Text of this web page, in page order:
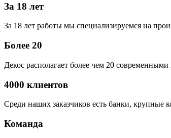
За 18 лет
За 18 лет работы мы специализируемся на
Более 20
Декос располагает более чем 20
4000 клиентов
Среди наших заказчиков есть банки, крупные
Команда